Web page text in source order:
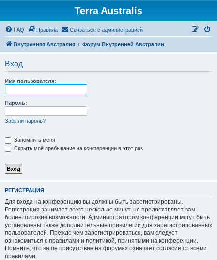
Terra Australis
FAQ Правила Связаться с администрацией
Внутренняя Австралия Форум Внутренней Австралии
Вход
Имя пользователя:
Пароль:
Забыли пароль?
Запомнить меня
Скрыть моё пребывание на конференции в этот раз
РЕГИСТРАЦИЯ
Для входа на конференцию вы должны быть зарегистрированы.
Регистрация занимает всего несколько минут, но предоставляет вам
более широкие возможности. Администратором конференции могут быть
установлены также дополнительные привилегии для зарегистрированных
пользователей. Прежде чем зарегистрироваться, вам следует
ознакомиться с правилами и политикой, принятыми на конференции.
Помните, что ваше присутствие на форумах означает согласие со всеми
правилами.